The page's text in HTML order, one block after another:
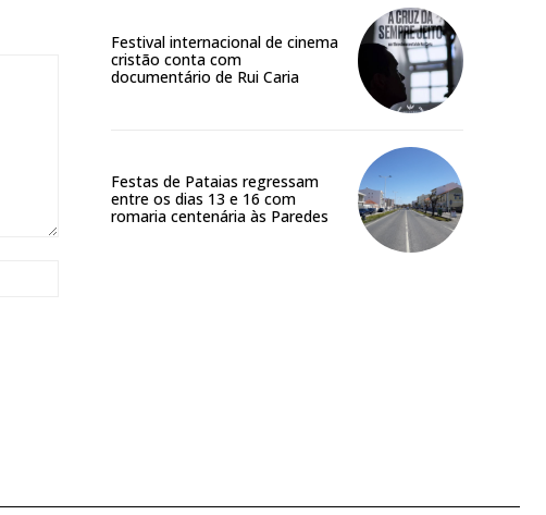
Festival internacional de cinema
cristão conta com
documentário de Rui Caria
Festas de Pataias regressam
entre os dias 13 e 16 com
romaria centenária às Paredes